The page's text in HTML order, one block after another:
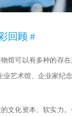
回顾 #
馆可以有多种的存
艺术馆、企业家纪
文化资本、软实力